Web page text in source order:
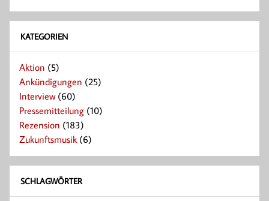
KATEGORIEN
Aktion (5)
Ankündigungen (25)
Interview(60)
Pressemitteilung (10)
Rezension (183)
Zukunftsmusik (6)
SCHLAGWÖRTER